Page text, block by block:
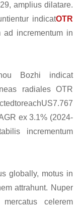
amplius dilatare.
indicatOTR
ad incrementum in
Bozhi indicat
radiales OTR
ex 3.1% (2024-
incrementum
globally, motus in
attrahunt. Nuper
celerem